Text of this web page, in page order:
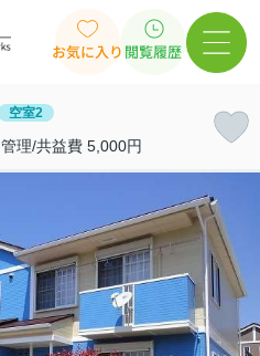
お気に入り 閲覧履歴
空室2
管理/共益費 5,000円